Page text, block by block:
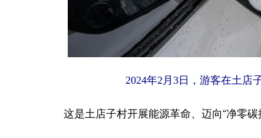
2024年2月3日，游客在土店
这是土店子村开展能源革命、迈向“净零碳